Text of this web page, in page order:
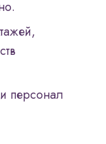
персонал